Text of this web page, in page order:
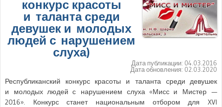
конкурс красоты
и таланта среди
девушек и молодых
людей с нарушением
слуха)
Дата публикации: 04.03.2016
Дата обновления: 02.03.2020
Республиканский конкурс красоты и таланта среди девушек
и молодых людей с нарушением слуха «Мисс и Мистер —
2016». Конкурс станет национальным отбором для XVI